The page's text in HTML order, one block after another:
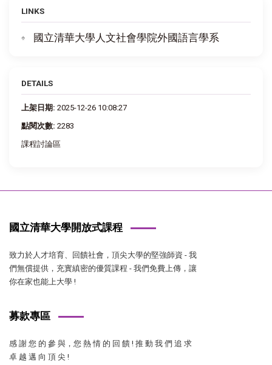
LINKS
國立清華大學人文社會學院外國語言學系
DETAILS
上架日期: 2025-12-26 10:08:27
點閱次數: 2283
課程討論區
國立清華大學開放式課程
致力於人才培育、回饋社會，頂尖大學的堅強師資 - 我
們無償提供，充實縝密的優質課程 - 我們免費上傳，讓
你在家也能上大學 !
募款專區
感 謝 您 的 參 與，您 熱 情 的 回 饋 ! 推 動 我 們 追 求
卓 越 邁 向 頂 尖 !